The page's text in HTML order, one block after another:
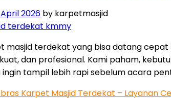
April 2026 by karpetmasjid
masjid terdekat yang bisa datang
dan profesional. Kami paham,
tampil lebih rapi sebelum acara
Karpet Masjid Terdekat – Layanan